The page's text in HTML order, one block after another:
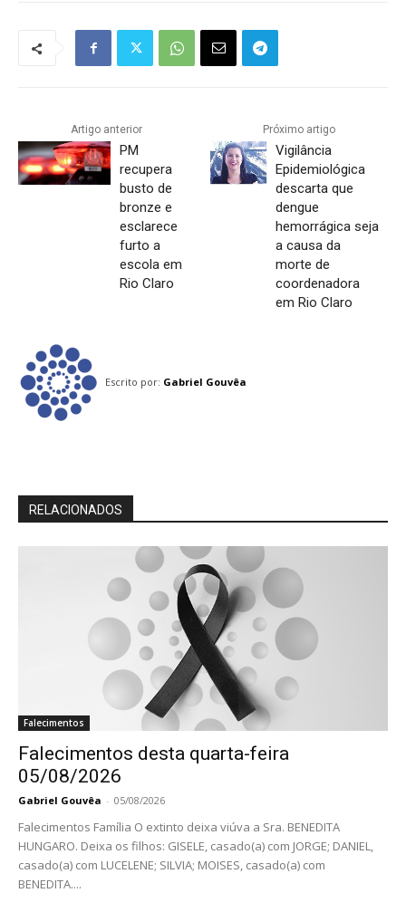
Artigo anterior
PM
recupera
busto de
bronze e
esclarece
furto a
escola em
Rio Claro
Próximo artigo
Vigilância
Epidemiológica
descarta que
dengue
hemorrágica seja
a causa da
morte de
coordenadora
em Rio Claro
Escrito por: Gabriel Gouvêa
RELACIONADOS
Falecimentos
Falecimentos desta quarta-feira
05/08/2026
Gabriel Gouvêa - 05/08/2026
Falecimentos Família O extinto deixa viúva a Sra. BENEDITA
HUNGARO. Deixa os filhos: GISELE, casado(a) com JORGE; DANIEL,
casado(a) com LUCELENE; SILVIA; MOISES, casado(a) com
BENEDITA....